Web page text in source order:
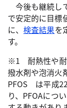
今後も継続し
で安定的に目標
に、検査結果を
す。
※1 耐熱性や耐
撥水剤や泡消火
PFOS は平成
り、PFOAにつ